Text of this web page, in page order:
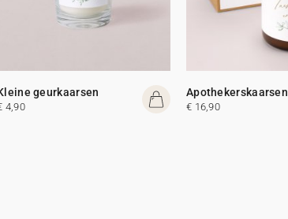
geurkaarsen
4,90
Apothekerskaarsen
€ 16,90